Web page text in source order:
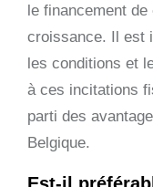
le financement
croissance. Il est
les conditions et
à ces incitations
parti des
Belgique.
Est-il